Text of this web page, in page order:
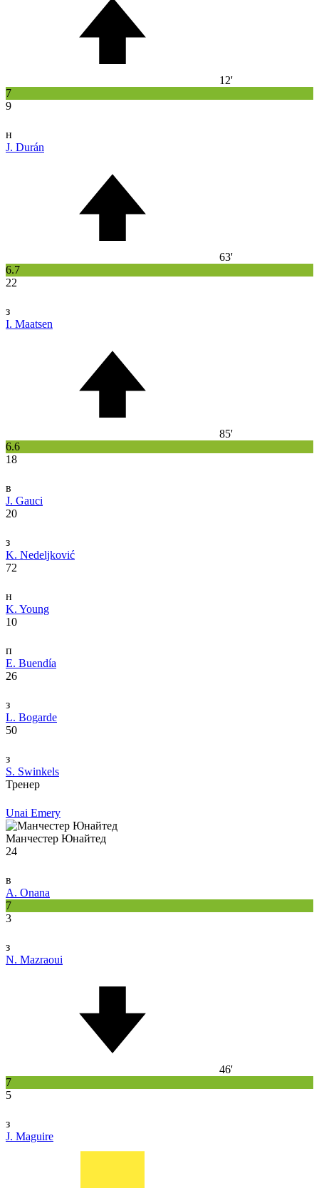
12'
7
9
н
J. Durán
63'
6.7
22
з
I. Maatsen
85'
6.6
18
в
J. Gauci
20
з
K. Nedeljković
72
н
K. Young
10
п
E. Buendía
26
з
L. Bogarde
50
з
S. Swinkels
Тренер
Unai Emery
Манчестер Юнайтед
24
в
A. Onana
7
3
з
N. Mazraoui
46'
7
5
з
J. Maguire